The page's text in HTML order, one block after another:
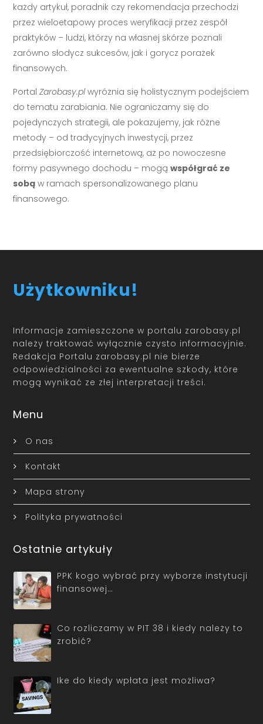
każdy artykuł, poradnik czy rekomendacja przechodzi
przez wieloetapowy proces weryfikacji przez zespół
praktyków – ludzi, którzy na własnej skórze poznali
zarówno słodycz sukcesów, jak i gorycz porażek
finansowych.
PortalZarobasy.pl wyróżnia się holistycznym podejściem
do tematu zarabiania. Nie ograniczamy się do
pojedynczych strategii, ale pokazujemy, jak różne
metody – od tradycyjnych inwestycji, przez
przedsiębiorczość internetową, aż po nowoczesne
formy pasywnego dochodu – mogąwspółgrać ze
sobą w ramach spersonalizowanego planu
finansowego.
Użytkowniku!
Informacje zamieszczone w portalu zarobasy.pl
należy traktować wyłącznie czysto informacyjnie.
Redakcja Portalu zarobasy.pl nie bierze
odpowiedzialności za ewentualne szkody, które
mogą wynikać ze złej interpretacji treści.
Menu
O nas
Kontakt
Mapa strony
Polityka prywatności
Ostatnie artykuły
PPK kogo wybrać przy wyborze instytucji
finansowej…
Co rozliczamy w PIT 38 i kiedy należy to
zrobić?
Ike do kiedy wpłata jest możliwa?